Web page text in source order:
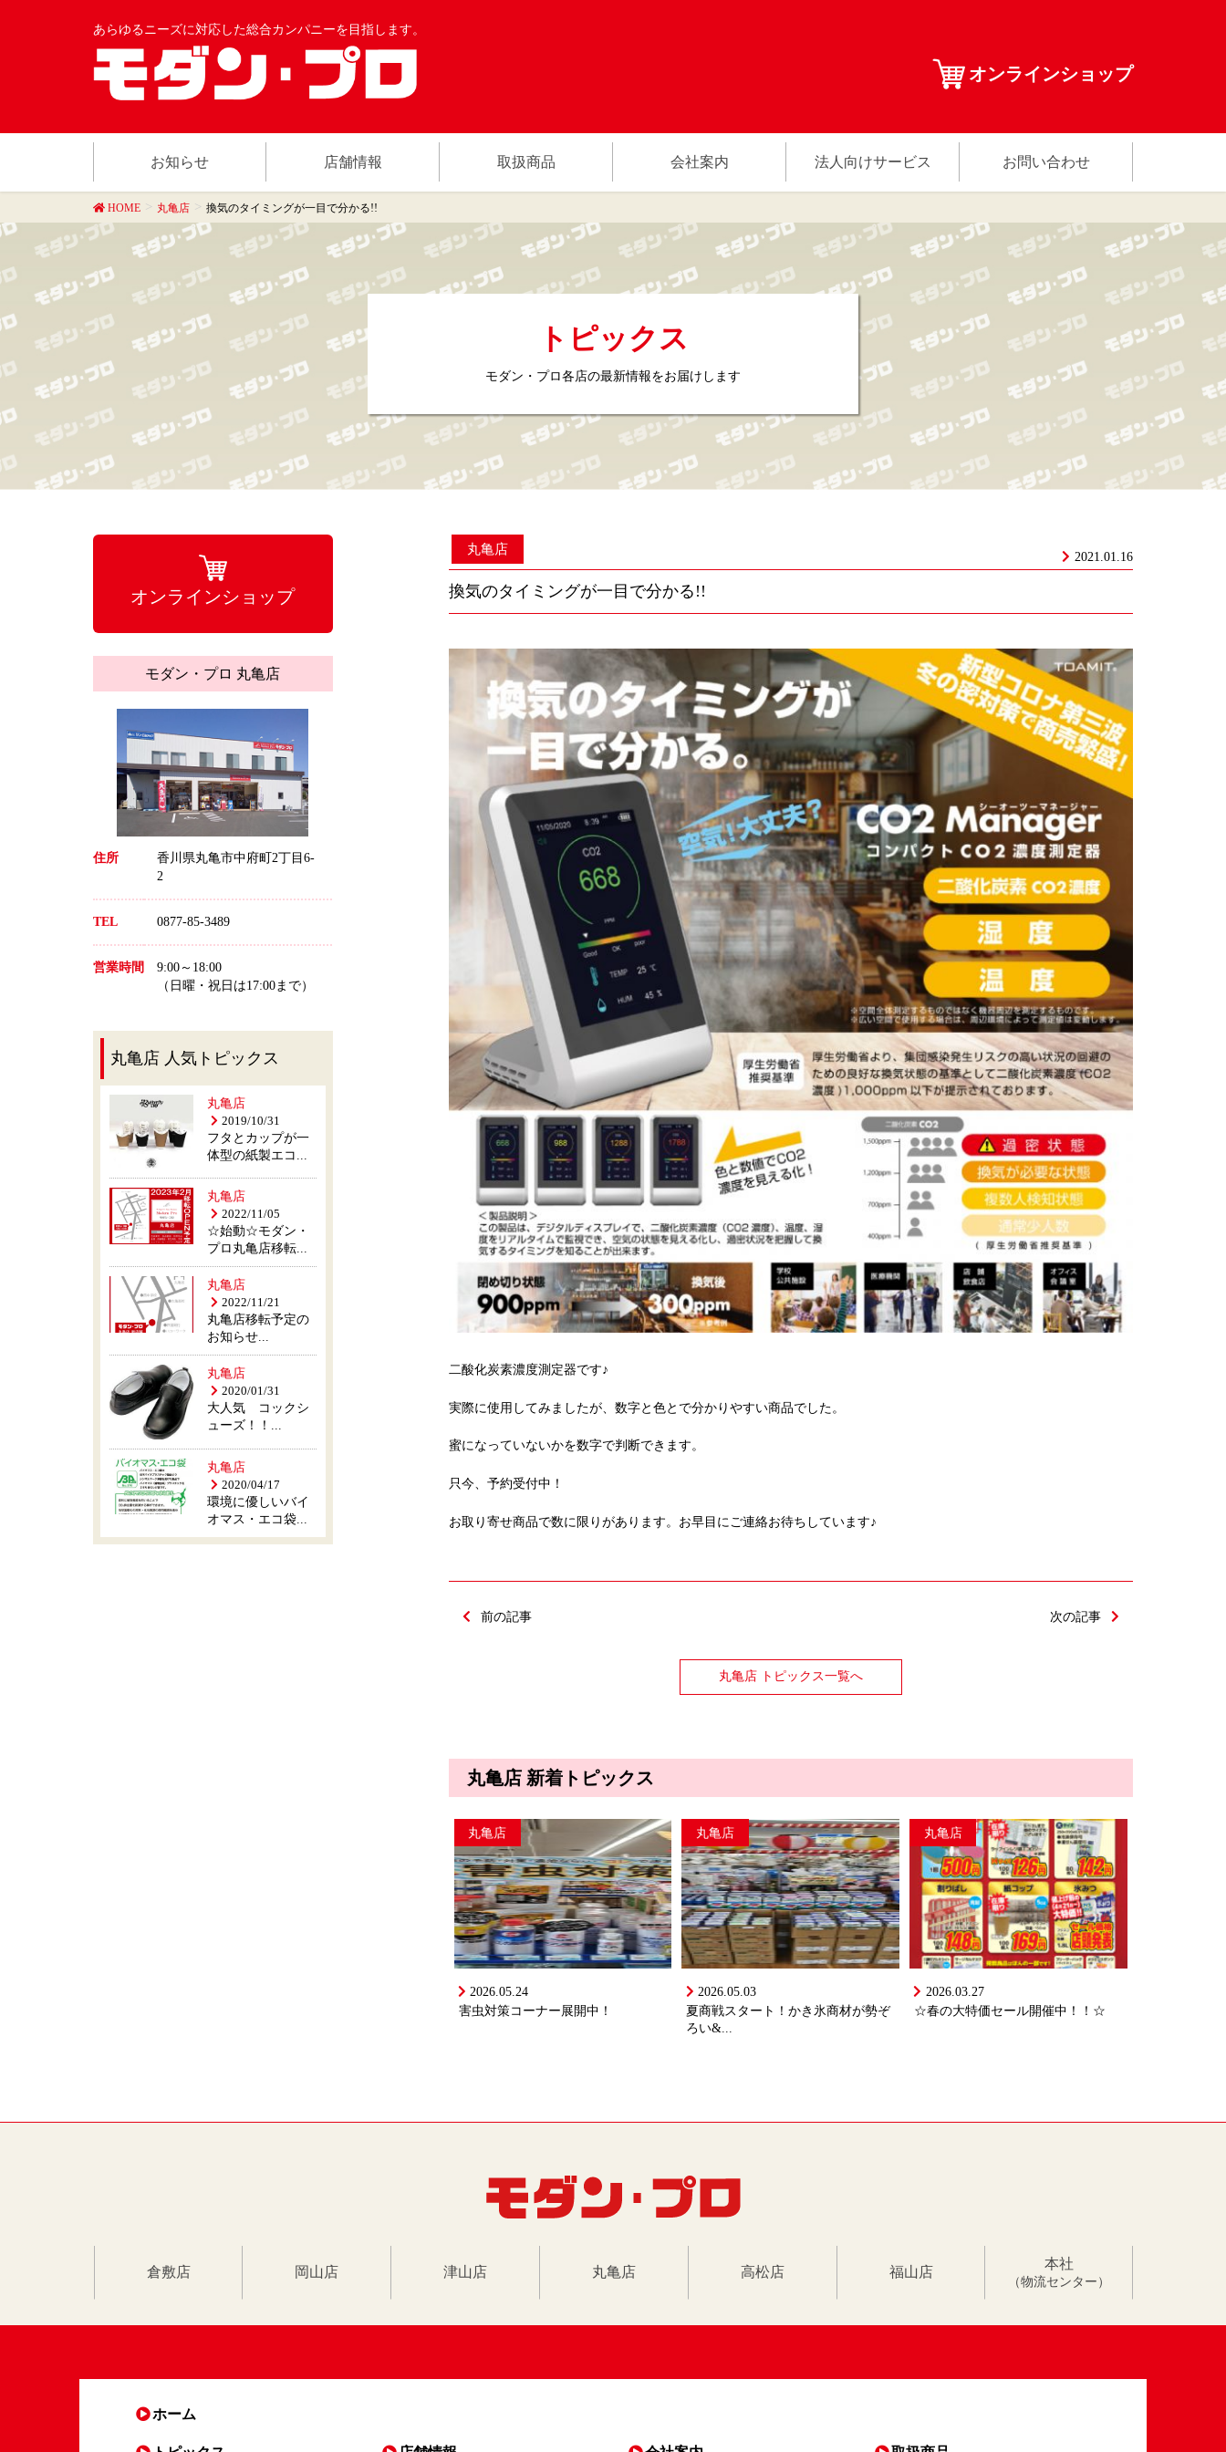
あらゆるニーズに対応した総合カンパニーを目指します。
オンラインショップ
お知らせ 店舗情報 取扱商品 会社案内 法人向けサービス お問い合わせ
HOME 丸亀店 換気のタイミングが一目で分かる!!
トピックス
モダン・プロ各店の最新情報をお届けします
2021.01.16
丸亀店
換気のタイミングが一目で分かる!!
二酸化炭素濃度測定器です♪
実際に使用してみましたが、数字と色とで分かりやすい商品でした。
蜜になっていないかを数字で判断できます。
只今、予約受付中！
お取り寄せ商品で数に限りがあります。お早目にご連絡お待ちしています♪
前の記事 次の記事
丸亀店 トピックス一覧へ
丸亀店 新着トピックス
丸亀店
2026.05.24
害虫対策コーナー展開中！
丸亀店
2026.05.03
夏商戦スタート！かき氷商材が勢ぞ
ろい&...
丸亀店
2026.03.27
☆春の大特価セール開催中！！☆
オンラインショップ
モダン・プロ 丸亀店
住所
香川県丸亀市中府町2丁目6-
2
TEL 0877-85-3489
営業時間
9:00～18:00
（日曜・祝日は17:00まで）
丸亀店 人気トピックス
丸亀店
2019/10/31
フタとカップが一
体型の紙製エコ...
丸亀店
2022/11/05
☆始動☆モダン・
プロ丸亀店移転...
丸亀店
2022/11/21
丸亀店移転予定の
お知らせ...
丸亀店
2020/01/31
大人気 コックシ
ューズ！！...
丸亀店
2020/04/17
環境に優しいバイ
オマス・エコ袋...
倉敷店 岡山店 津山店 丸亀店 高松店 福山店
本社
（物流センター）
ホーム